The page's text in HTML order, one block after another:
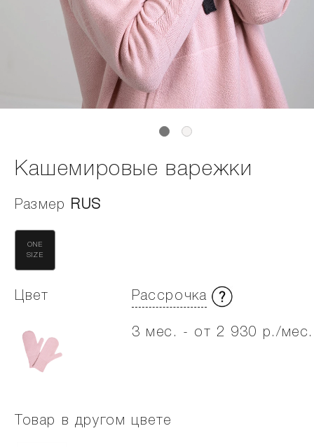
Кашемировые варежки
Размер RUS
ONE
SIZE
Цвет Рассрочка
3 мес. - от 2 930 р./мес.
Товар в другом цвете